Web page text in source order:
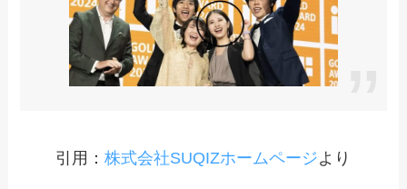
引用：株式会社SUQIZホームページより